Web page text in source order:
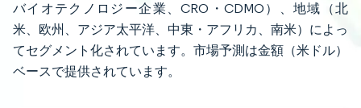
バイオテクノロジー企業、CRO・CDMO）、地域（北
米、欧州、アジア太平洋、中東・アフリカ、南米）によっ
てセグメント化されています。市場予測は金額（米ドル）
ベースで提供されています。